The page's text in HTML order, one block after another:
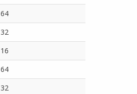
64
32
16
64
32